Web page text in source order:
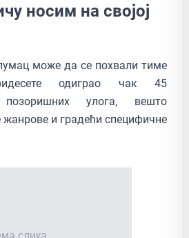
носим на својој
може да се похвали тиме
одиграо чак 45
позоришних улога, вешто
жанрове и градећи специфичне